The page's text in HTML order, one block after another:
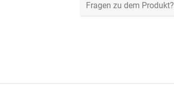
Fragen zu dem Produkt?